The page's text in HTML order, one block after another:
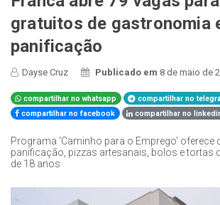
gratuitos de gastronomia
panificação
Dayse Cruz Publicado em 8 de maio de
compartilhar no whatsapp
compartilhar no
compartilhar no facebook
compartilhar no
Programa ‘Caminho para o Emprego’
panificação, pizzas artesanais, bolos e tortas
de 18 anos